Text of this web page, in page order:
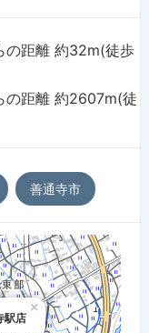
の距離 約32m(徒歩
の距離 約2607m(徒
善通寺市
駅店
×